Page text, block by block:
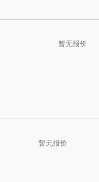
暂无报价
暂无报价